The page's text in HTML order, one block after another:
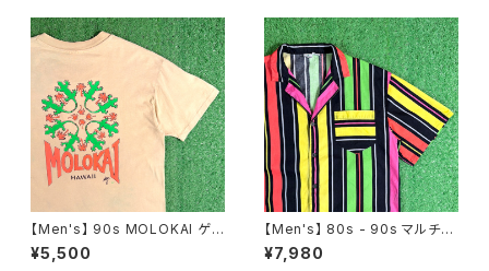
【Men's】 90s MOLOKAI ゲッ
コー イラスト Tシャツ / アメリ
カ製 USA製 90年代 ティーシャ
¥5,500
【Men's】 80s - 90s マルチカ
ラー ストライプ 開襟 シャツ / 8
0年代 90年代 半袖 メンズ カラ
¥7,980